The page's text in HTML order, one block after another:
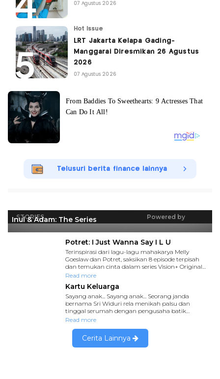
07 Agustus 2026
Hot Issue
LRT Jakarta Kelapa Gading-
Manggarai Diresmikan 26 Agustus
2026
07 Agustus 2026
Telusuri berita finance lainnya